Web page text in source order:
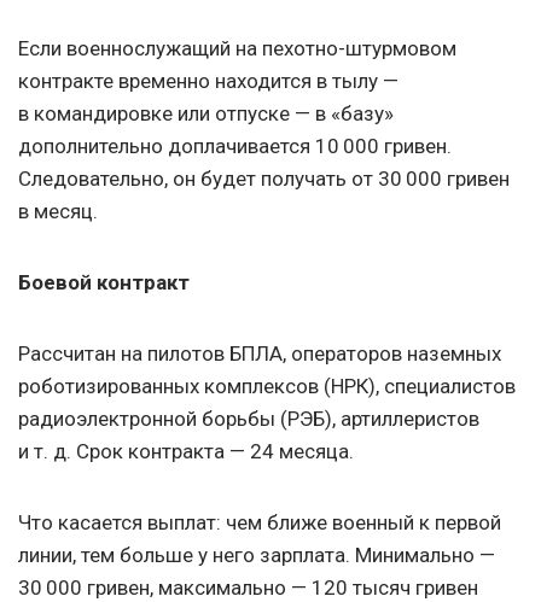
Если военнослужащий на пехотно-штурмовом
контракте временно находится в тылу —
в командировке или отпуске — в «базу»
дополнительно доплачивается 10 000 гривен.
Следовательно, он будет получать от 30 000 гривен
в месяц.
Боевой контракт
Рассчитан на пилотов БПЛА, операторов наземных
роботизированных комплексов (НРК), специалистов
радиоэлектронной борьбы (РЭБ), артиллеристов
и т. д. Срок контракта — 24 месяца.
Что касается выплат: чем ближе военный к первой
линии, тем больше у него зарплата. Минимально —
30 000 гривен, максимально — 120 тысяч гривен